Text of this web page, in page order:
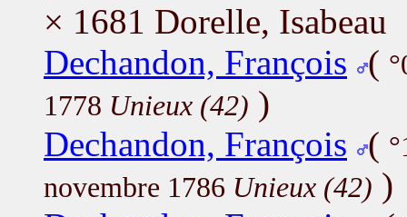
× 1681 Dorelle, Isabeau
Dechandon, François (
1778 Unieux (42) )
Dechandon, François (
novembre 1786 Unieux (42) )